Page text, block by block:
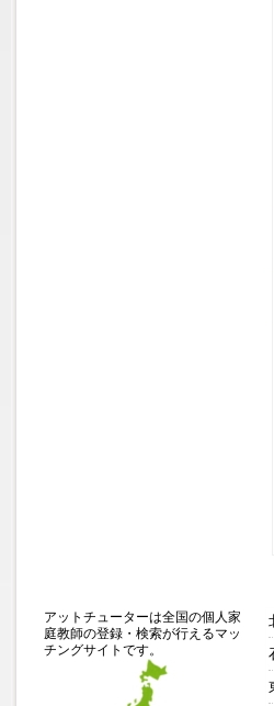
アットチューターは全国の個人家
庭教師の登録・検索が行えるマッ
チングサイトです。